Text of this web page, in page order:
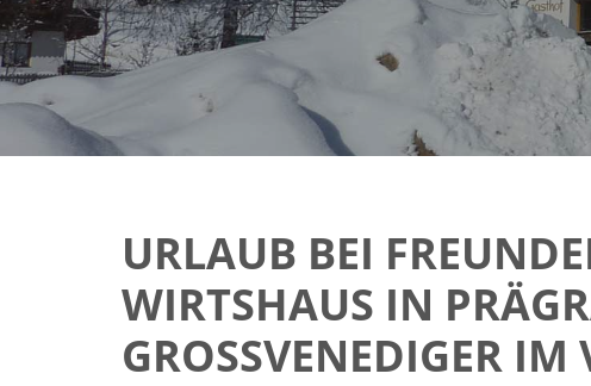
URLAUB BEI
WIRTSHAUS IN
GROSSVENEDIGER IM